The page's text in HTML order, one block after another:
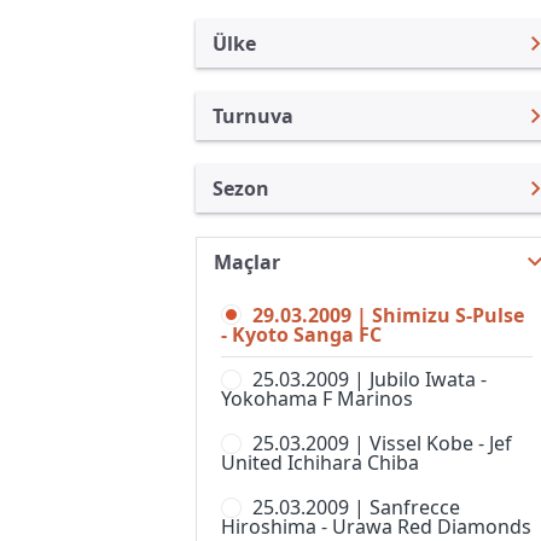
Ülke
Japonya
Türkiye
Uluslararası
Uluslararası Kulüpler
Turkiye
İngiltere
Almanya Amatör
Fransa
Turnuva
Emperor Kupası
J.Lig 2
J.Ligi
Japonya Futbol Ligi
Nadeshiko Ligi, 1. Lig, Kadınlar
Süper Kupa
Sezon
J. Lig Kupası 2026
J. Lig Kupası 2025
J. Lig Kupası 2024
J. Lig Kupası 2023
J. Lig Kupası 2022
J. Lig Kupası 2021
Maçlar
29.03.2009 | Shimizu S-Pulse
- Kyoto Sanga FC
25.03.2009 | Jubilo Iwata -
Yokohama F Marinos
25.03.2009 | Vissel Kobe - Jef
United Ichihara Chiba
25.03.2009 | Sanfrecce
Hiroshima - Urawa Red Diamonds